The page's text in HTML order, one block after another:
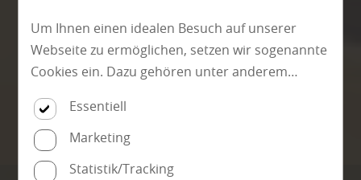
Um Ihnen einen idealen Besuch auf unserer
Webseite zu ermöglichen, setzen wir sogenannte
Cookies ein. Dazu gehören unter anderem
reibungslosen Betrieb unserer kommerziellen
Unternehmensseite notwendig sind. Zusätzlich
verwenden wir Cookies zur anonymen Erhebung
Essentiell
Marketing
Statistik/Tracking